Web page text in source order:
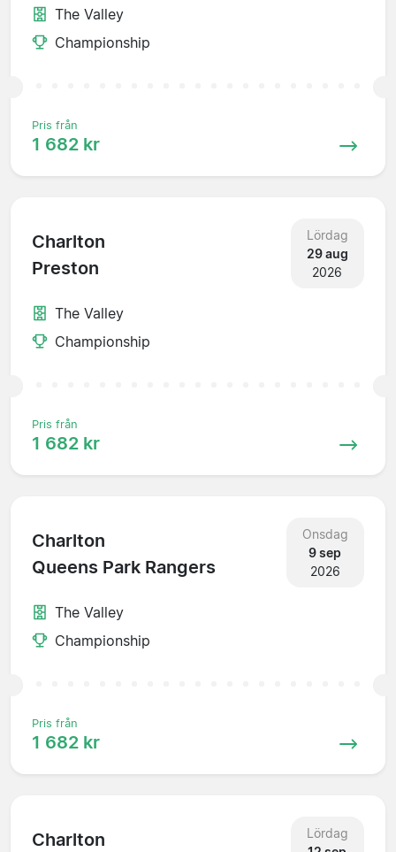
The Valley
Championship
Pris från
1 682 kr
Charlton
Preston
Lördag
29 aug
2026
The Valley
Championship
Pris från
1 682 kr
Charlton
Queens Park Rangers
Onsdag
9 sep
2026
The Valley
Championship
Pris från
1 682 kr
Charlton
Lördag